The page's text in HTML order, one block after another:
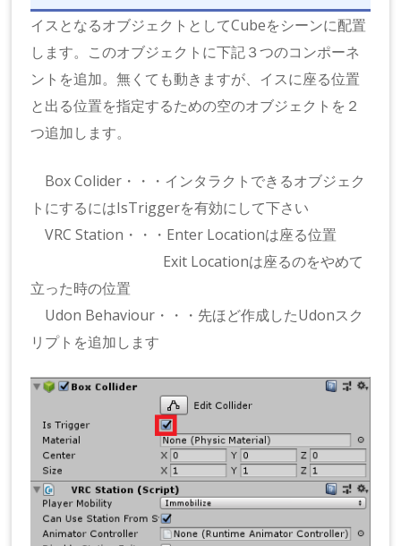
イスとなるオブジェクトとしてCubeをシーンに配置
します。このオブジェクトに下記３つのコンポーネ
ントを追加。無くても動きますが、イスに座る位置
と出る位置を指定するための空のオブジェクトを２
つ追加します。
Box Colider・・・インタラクトできるオブジェク
トにするにはIsTriggerを有効にして下さい
VRC Station・・・Enter Locationは座る位置
Exit Locationは座るのをやめて
立った時の位置
Udon Behaviour・・・先ほど作成したUdonスク
リプトを追加します